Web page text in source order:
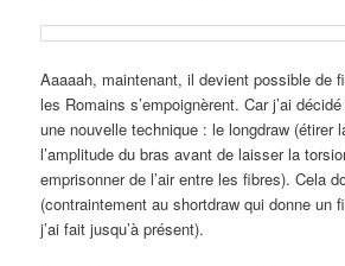
Aaaaah, maintenant, il devient possible de
les Romains s’empoignèrent. Car j’ai
une nouvelle technique : le longdraw (étirer
l’amplitude du bras avant de laisser la
emprisonner de l’air entre les fibres). Cela
(contraintement au shortdraw qui donne un
j’ai fait jusqu’à présent).